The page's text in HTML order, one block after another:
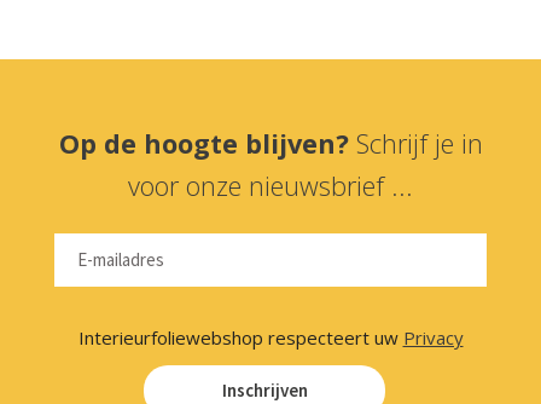
Op de hoogte blijven? Schrijf je in
voor onze nieuwsbrief ...
Interieurfoliewebshop respecteert uw Privacy
Inschrijven